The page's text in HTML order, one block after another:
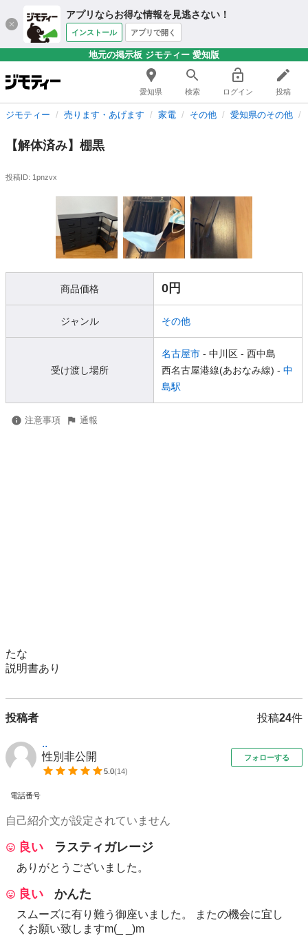
アプリならお得な情報を見逃さない！
インストール アプリで開く
地元の掲示板 ジモティー 愛知版
愛知県 検索 ログイン 投稿
ジモティー 売ります・あげます 家電 その他 愛知県のその他
【解体済み】棚黒
投稿ID: 1pnzvx
商品価格 0円
ジャンル その他
受け渡し場所
名古屋市 - 中川区 - 西中島
西名古屋港線(あおなみ線) - 中
島駅
注意事項 通報
たな
説明書あり
投稿者 投稿24件
..
性別非公開
5.0(14)
フォローする
電話番号
自己紹介文が設定されていません
良い ラスティガレージ
ありがとうございました。
良い かんた
スムーズに有り難う御座いました。 またの機会に宜し
くお願い致しますm(_ _)m